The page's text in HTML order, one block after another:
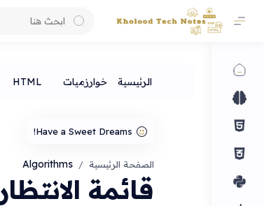
الصفحة الرئيسية Algorithms
قائمة الانتظار Queue